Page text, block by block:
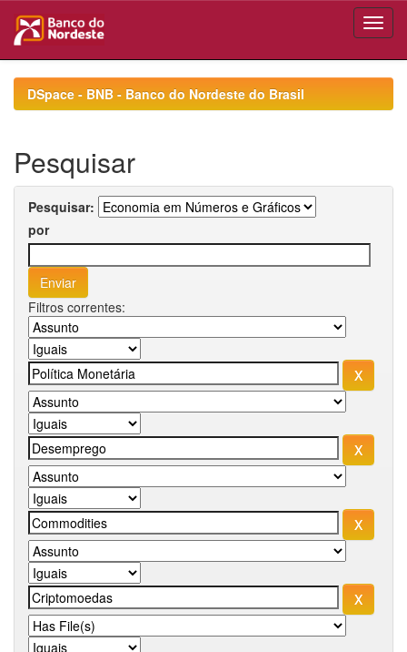
navigationDSpace - BNB - Banco do Nordeste do Brasil
Pesquisar
Pesquisar:
por
Filtros correntes: